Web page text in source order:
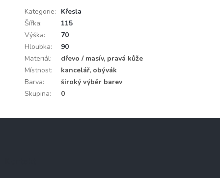
Kategorie:
Křesla
Šířka:
115
Výška:
70
Hloubka:
90
Materiál:
dřevo / masív, pravá kůže
Místnost:
kancelář, obývák
Barva:
široký výběr barev
Skupina: 0